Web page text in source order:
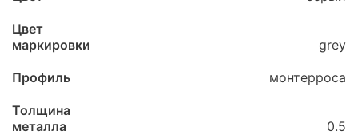
Цвет
маркировки
grey
Профиль монтерроса
Толщина
металла
0.5